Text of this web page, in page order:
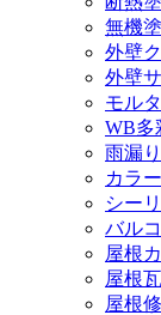
無機
外壁
外壁
モル
WB多
雨漏り
カラ
シー
バル
屋根
屋根瓦
屋根